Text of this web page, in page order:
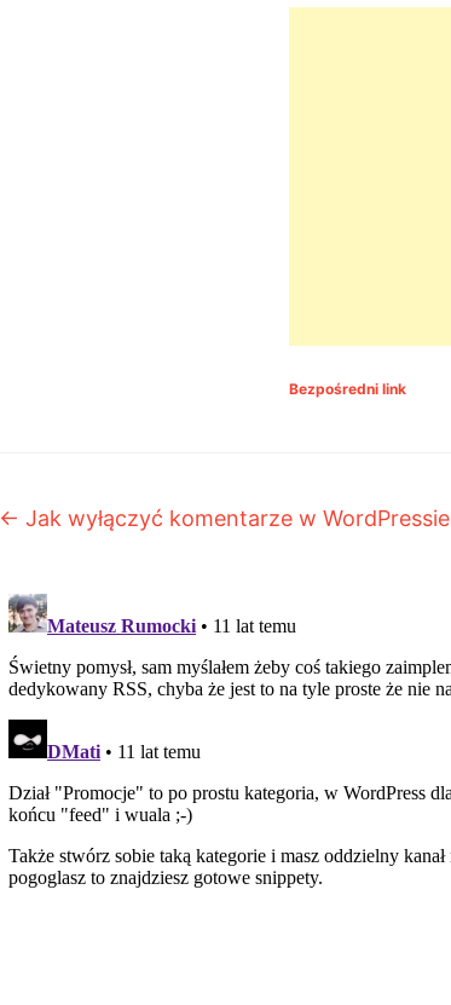
Bezpośredni link
Post navigation
← Jak wyłączyć komentarze w WordPressie